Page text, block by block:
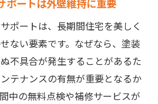
ポートは外壁維持に重要
ポートは、長期間住宅を美しく
ない要素です。なぜなら、塗装
不具合が発生することがあるた
テナンスの有無が重要となるか
中の無料点検や補修サービスが